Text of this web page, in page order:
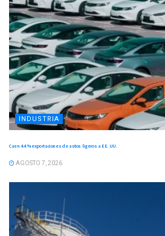
INDUSTRIA
Caen 4.4 % exportaciones de autos ligeros a EE. UU.
AGOSTO 7, 2026